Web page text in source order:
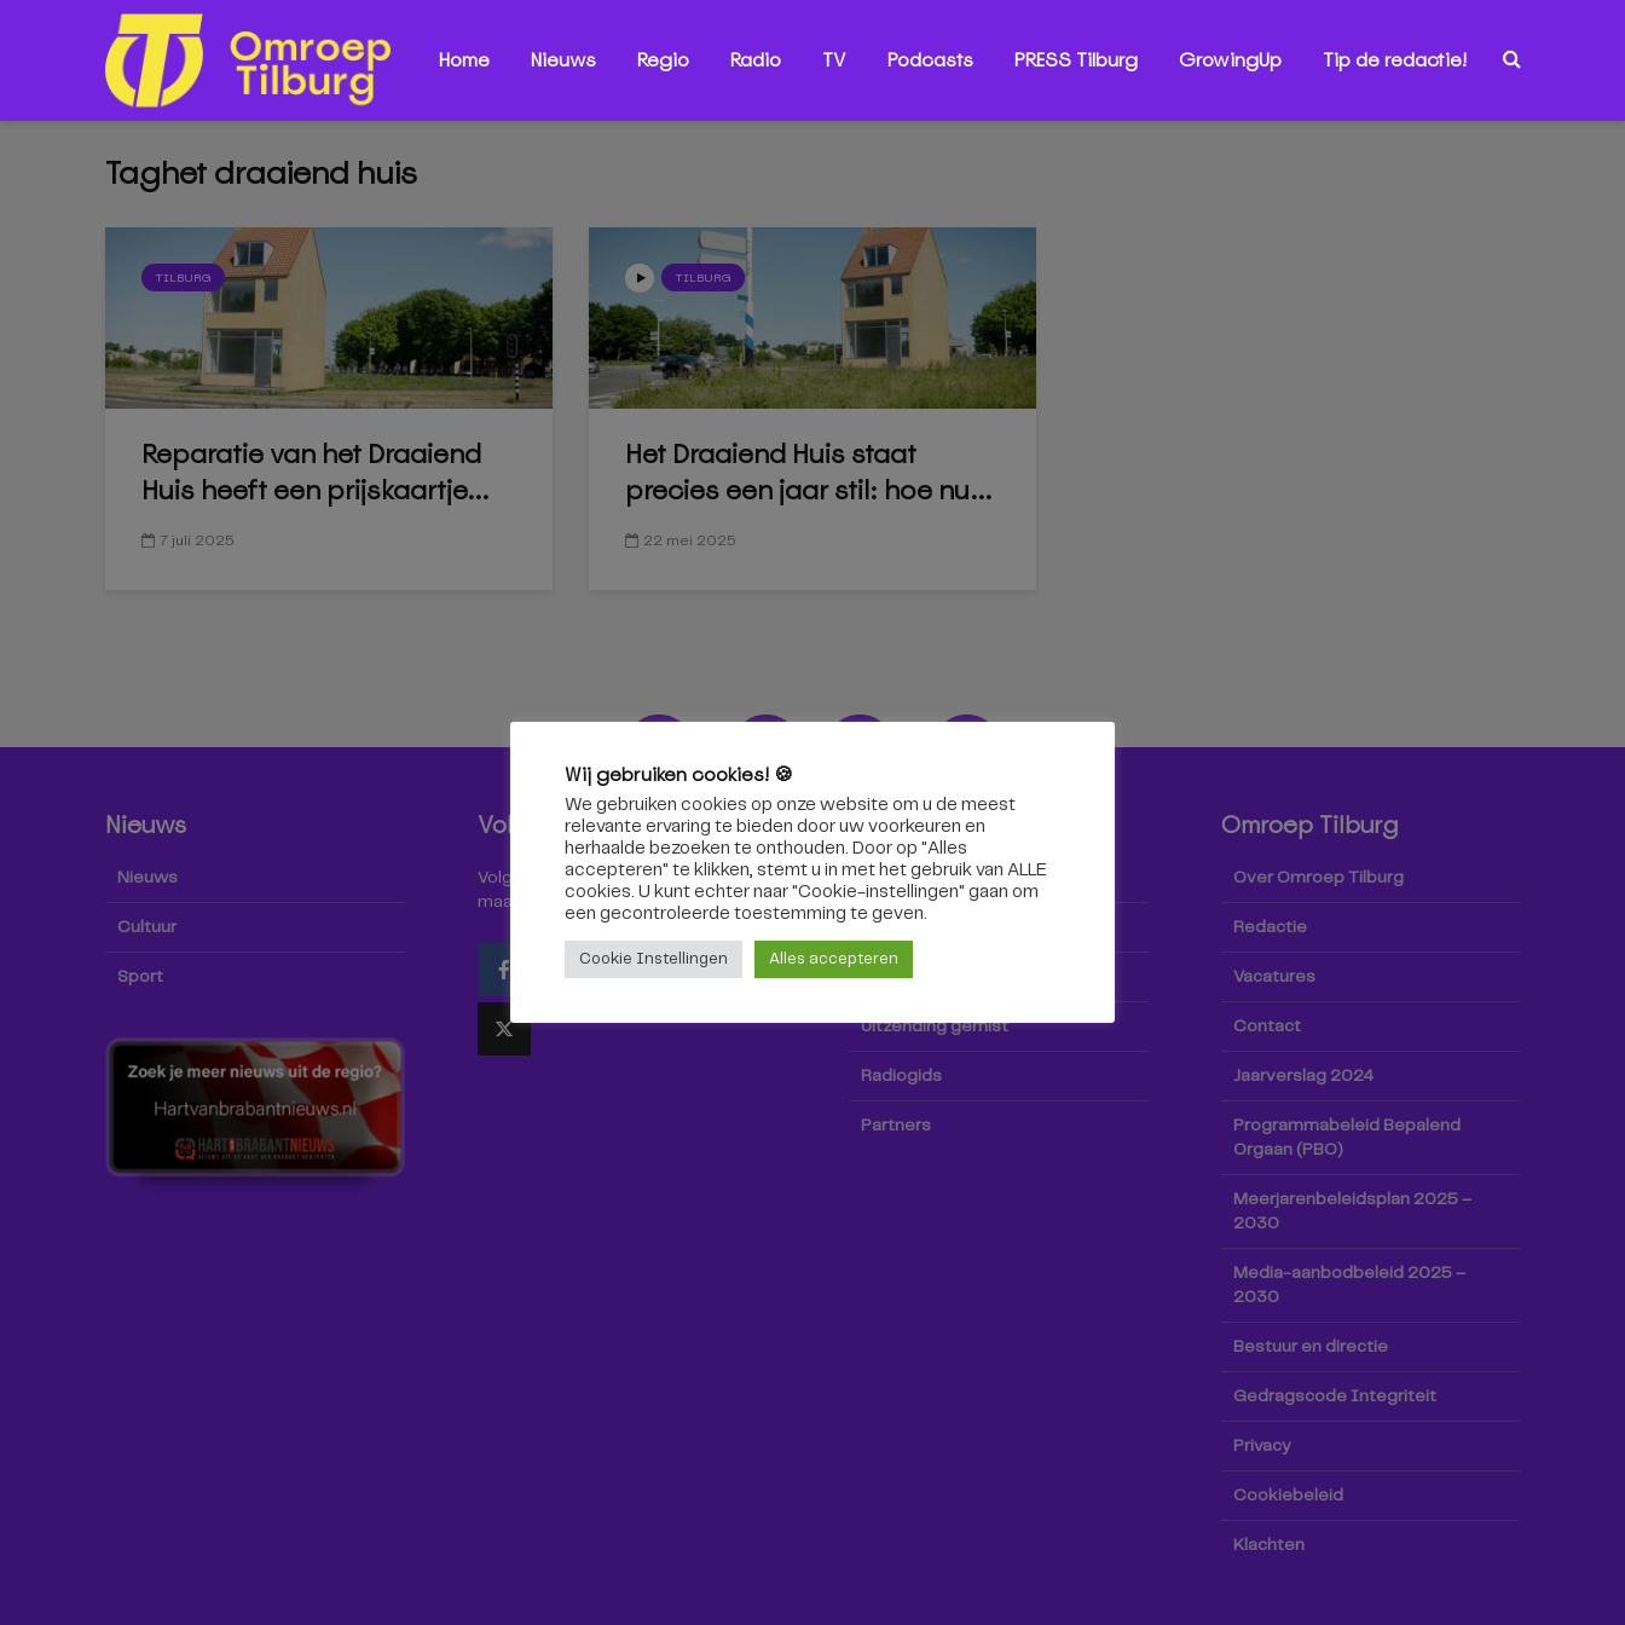
Home Nieuws Regio Radio TV Podcasts PRESS Tilburg GrowingUp Tip de redactie!
Taghet draaiend huis
TILBURG
Reparatie van het Draaiend
Huis heeft een prijskaartje...
7 juli 2025
TILBURG
Het Draaiend Huis staat
precies een jaar stil: hoe nu...
22 mei 2025
Nieuws
Nieuws
Cultuur
Sport
Volg ons!
Volg Omroep Tilburg niet alleen hier,
maar ook via social media!
Radio & TV
Kijk tv
Radio
TV-gids
Uitzending gemist
Radiogids
Partners
Omroep Tilburg
Over Omroep Tilburg
Redactie
Vacatures
Contact
Jaarverslag 2024
Programmabeleid Bepalend
Orgaan (PBO)
Meerjarenbeleidsplan 2025 –
2030
Media-aanbodbeleid 2025 –
2030
Bestuur en directie
Gedragscode Integriteit
Privacy
Cookiebeleid
Klachten
Wij gebruiken cookies! 🍪
We gebruiken cookies op onze website om u de meest
relevante ervaring te bieden door uw voorkeuren en
herhaalde bezoeken te onthouden. Door op "Alles
accepteren" te klikken, stemt u in met het gebruik van ALLE
cookies. U kunt echter naar "Cookie-instellingen" gaan om
een ​​gecontroleerde toestemming te geven.
Cookie Instellingen Alles accepteren